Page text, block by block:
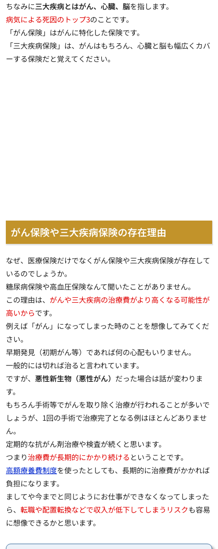
ちなみに三大疾病とはがん、心臓、脳を指します。
病気による死因のトップ3のことです。
「がん保険」はがんに特化した保険です。
「三大疾病保険」は、がんはもちろん、心臓と脳も幅広くカバ
ーする保険だと覚えてください。
がん保険や三大疾病保険の存在理由
なぜ、医療保険だけでなくがん保険や三大疾病保険が存在して
いるのでしょうか。
糖尿病保険や高血圧保険なんて聞いたことがありません。
この理由は、 がんや三大疾病の治療費がより高くなる可能性が
高いからです。
例えば「がん」になってしまった時のことを想像してみてくだ
さい。
早期発見（初期がん等）であれば何の心配もいりません。
一般的には切れば治ると言われています。
ですが、 悪性新生物（悪性がん） だった場合は話が変わりま
す。
もちろん手術等でがんを取り除く治療が行われることが多いで
しょうが、1回の手術で治療完了となる例はほとんどありませ
ん。
定期的な抗がん剤治療や検査が続くと思います。
つまり治療費が長期的にかかり続ける ということです。
高額療養費制度を使ったとしても、長期的に治療費がかかれば
負担になります。
ましてや今までと同じようにお仕事ができなくなってしまった
ら、 転職や配置転換などで収入が低下してしまうリスクも容易
に想像できるかと思います。